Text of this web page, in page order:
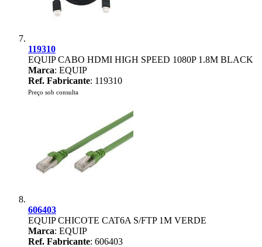
119310
EQUIP CABO HDMI HIGH SPEED 1080P 1.8M BLACK
Marca: EQUIP
Ref. Fabricante: 119310
Preço sob consulta
606403
EQUIP CHICOTE CAT6A S/FTP 1M VERDE
Marca: EQUIP
Ref. Fabricante: 606403